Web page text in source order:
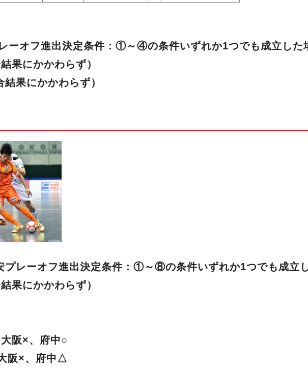
ーオフ進出決定条件：①～④の条件いずれか1つでも成立した
果にかかわらず）
果にかかわらず）
プレーオフ進出決定条件：①～⑧の条件いずれか1つでも成立
果にかかわらず）
阪×、府中○
阪×、府中△